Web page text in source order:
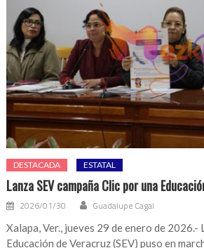
DESTACADA ESTATAL
Lanza SEV campaña Clic por una
2026/01/30 Guadalupe Cagal
Xalapa, Ver., jueves 29 de enero de 2026.-
Educación de Veracruz (SEV) puso en